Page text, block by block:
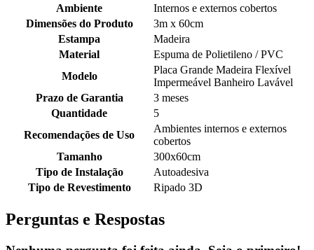
Ambiente
Internos e externos cobertos
Dimensões do Produto
3m x 60cm
Estampa
Madeira
Material
Espuma de Polietileno / PVC
Modelo
Placa Grande Madeira Flexível
Impermeável Banheiro Lavável
Prazo de Garantia
3 meses
Quantidade
5
Recomendações de Uso
Ambientes internos e externos
cobertos
Tamanho
300x60cm
Tipo de Instalação
Autoadesiva
Tipo de Revestimento
Ripado 3D
Perguntas e Respostas